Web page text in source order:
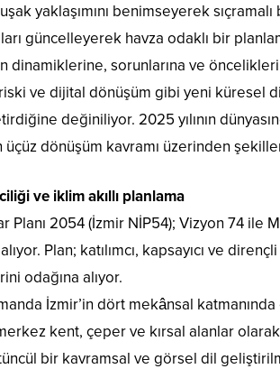
yaklaşımını benimseyerek
güncelleyerek havza odaklı bir
dinamiklerine, sorunlarına ve
ve dijital dönüşüm gibi yeni küresel
değiniliyor. 2025 yılının
üçüz dönüşüm kavramı üzerinden
ve iklim akıllı planlama
Planı 2054 (İzmir NİP54); Vizyon 74
Plan; katılımcı, kapsayıcı ve
odağına alıyor.
İzmir’in dört mekânsal
kent, çeper ve kırsal alanlar
bir kavramsal ve görsel dil